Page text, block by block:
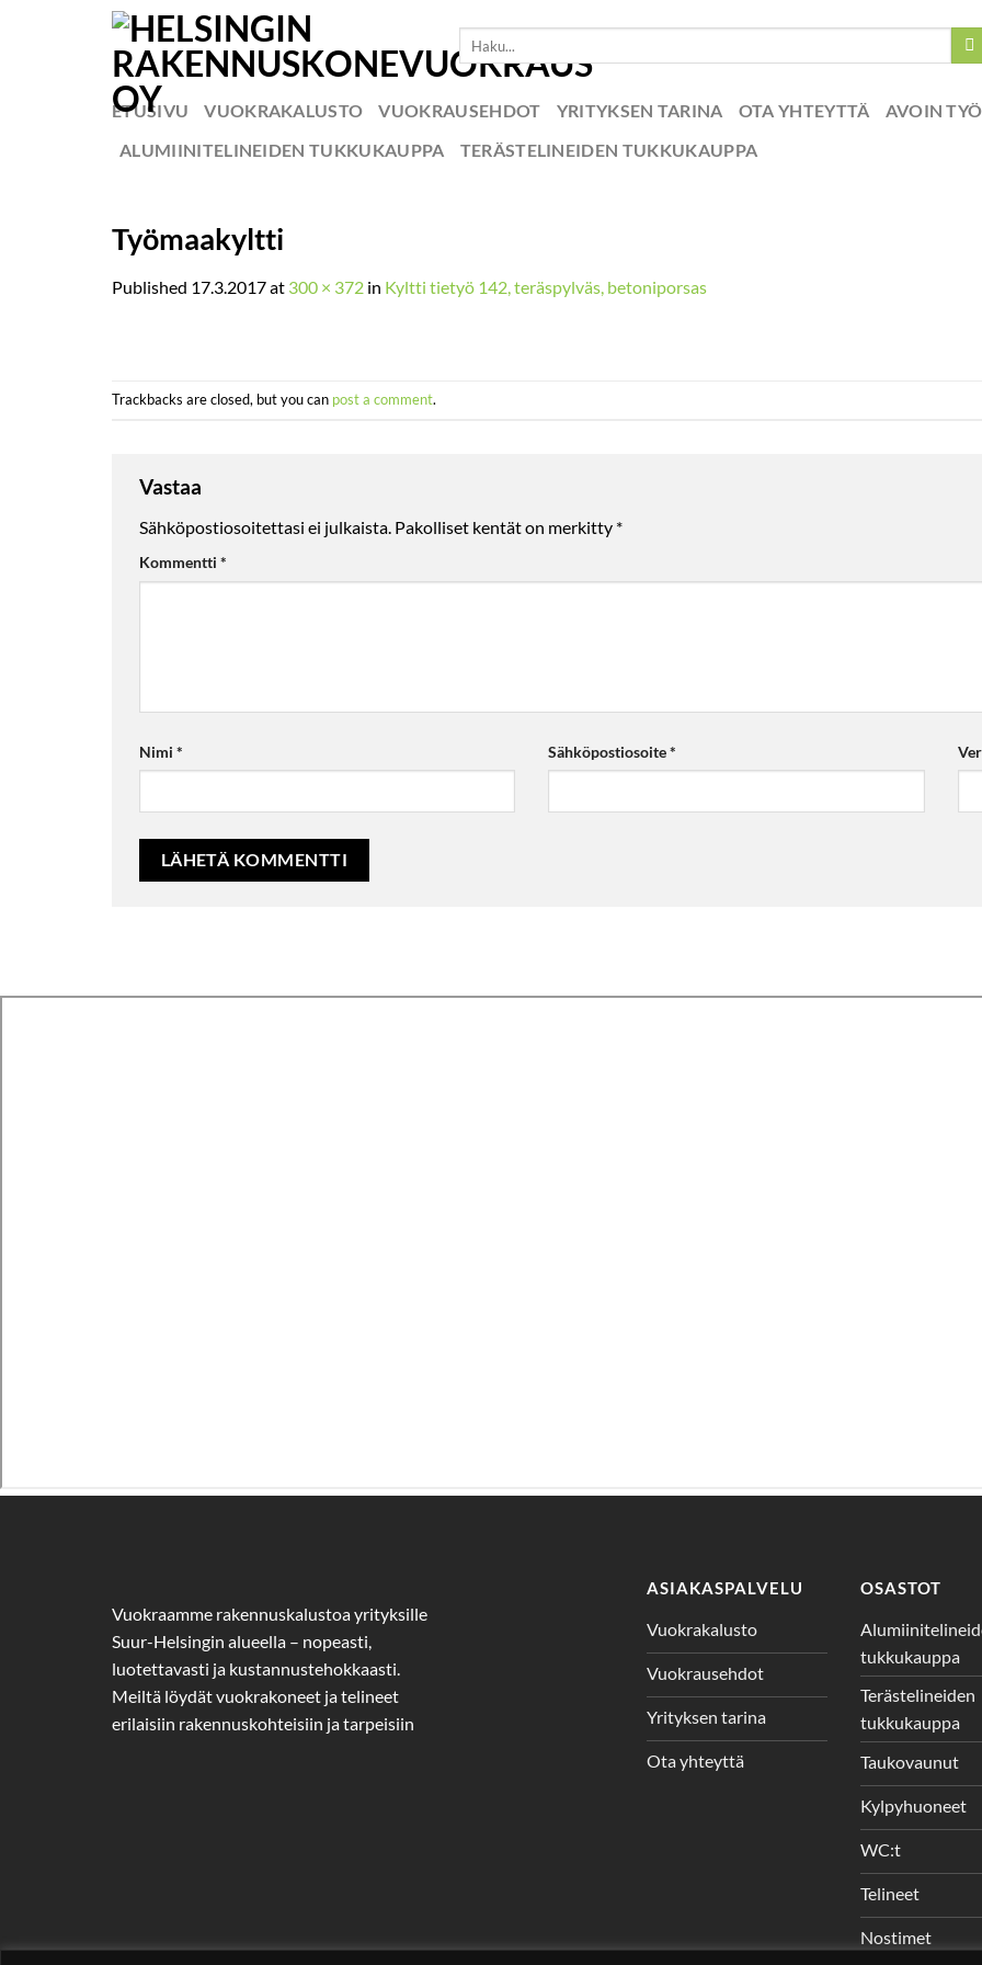
ETUSIVU VUOKRAKALUSTO VUOKRAUSEHDOT YRITYKSEN TARINA OTA YHTEYTTÄ
AVOIN
ALUMIINITELINEIDEN TUKKUKAUPPA
TERÄSTELINEIDEN TUKKUKAUPPA
Työmaakyltti
Published 17.3.2017at 300 × 372 in Kyltti tietyö 142, teräspylväs, betoniporsas
Trackbacks are closed, but you can post a comment.
Vastaa
Sähköpostiosoitettasi ei julkaista. Pakolliset kentät on merkitty *
Kommentti *
Nimi * Sähköpostiosoite*
Vuokraamme rakennuskalustoa yrityksille
Suur-Helsingin alueella – nopeasti,
luotettavasti ja kustannustehokkaasti.
Meiltä löydät vuokrakoneet ja telineet
erilaisiin rakennuskohteisiin ja tarpeisiin
ASIAKASPALVELU
Vuokrakalusto
Vuokrausehdot
Yrityksen tarina
Ota yhteyttä
OSASTOT
tukkukauppa
Terästelineiden
tukkukauppa
Taukovaunut
Kylpyhuoneet
WC:t
Telineet
Nostimet